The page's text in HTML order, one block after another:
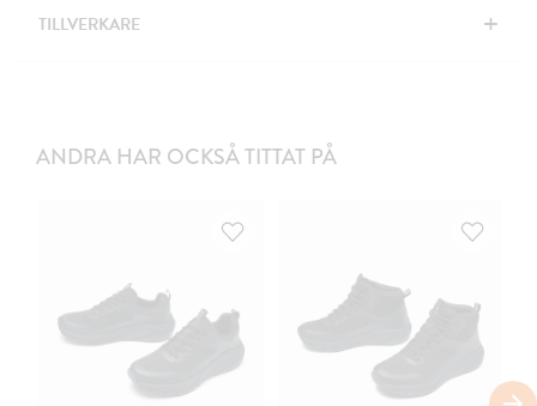
TILLVERKARE +
ANDRA HAR OCKSÅ TITTAT PÅ